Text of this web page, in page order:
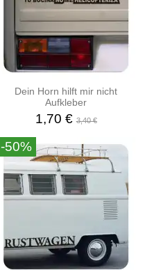
Dein Horn hilft mir nicht
Aufkleber
1,70 €3,40 €
-50%